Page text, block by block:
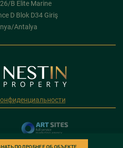
ПОДРОБНЕЕ ОБ ОБЪЕКТЕ
B Elite Marine
D Blok D34 Giriş
Antalya